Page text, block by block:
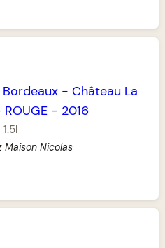
Bordeaux - Château La
ROUGE - 2016
1.5l
Maison Nicolas